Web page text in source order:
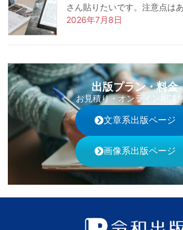
さん貼りたいです。注意点は
2026年7月8日
出版プラン・料金
お見積り・オンライン相談
文章系出版ページ
画像系出版ページ